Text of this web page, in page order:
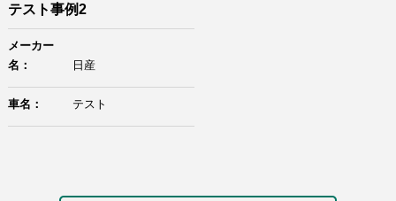
テスト事例2
メーカー
名：
日産
車名： テスト